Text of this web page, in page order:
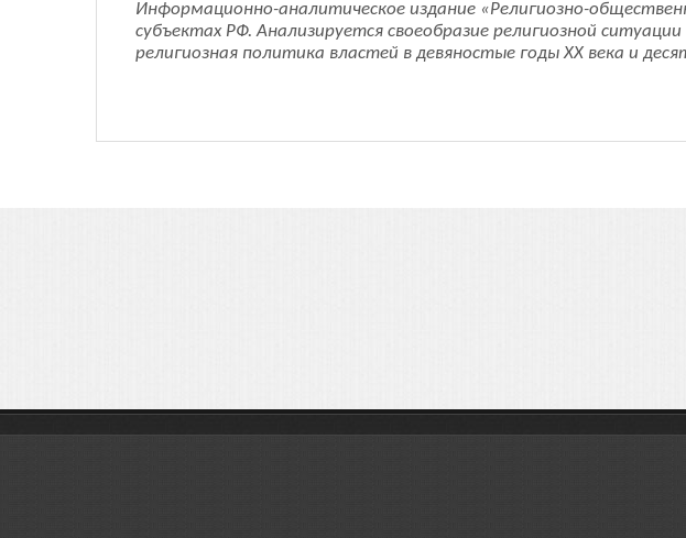
Информационно-аналитическое издание «Религиозно-
субъектах РФ. Анализируется своеобразие религиозной
религиозная политика властей в девяностые годы ХХ века и